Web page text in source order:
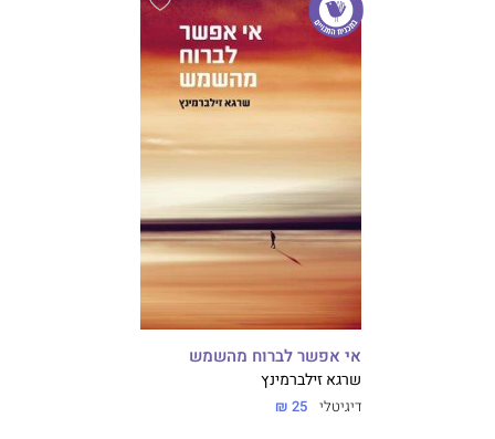
אי אפשר לברוח מהשמש
שרגא זילברמינץ
דיגיטלי 25 ₪